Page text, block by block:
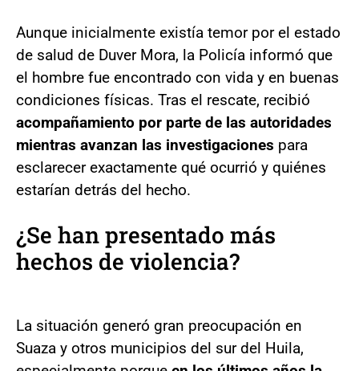
Aunque inicialmente existía temor por el estado
de salud de Duver Mora, la Policía informó que
el hombre fue encontrado con vida y en buenas
condiciones físicas. Tras el rescate, recibió
acompañamiento por parte de las autoridades
mientras avanzan las investigaciones para
esclarecer exactamente qué ocurrió y quiénes
estarían detrás del hecho.
¿Se han presentado más
hechos de violencia?
La situación generó gran preocupación en
Suaza y otros municipios del sur del Huila,